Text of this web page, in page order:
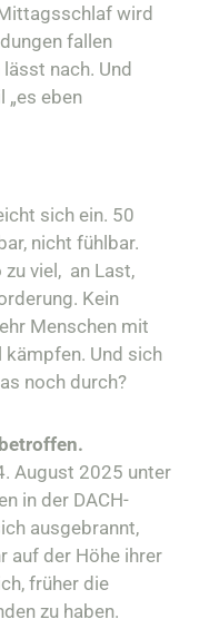
wird
fallen
nach. Und
„es eben
sich ein. 50
nicht fühlbar.
viel, an Last,
Kein
Menschen mit
Und sich
noch durch?
August 2025 unter
in der DACH-
ausgebrannt,
auf der Höhe ihrer
früher die
zu haben.